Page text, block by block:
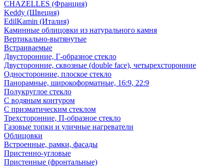
CHAZELLES (Франция)
Keddy (Швеция)
EdilKamin (Италия)
Каминные облицовки из натурального камня
Вертикально-вытянутые
Встраиваемые
Двусторонние, Г-образное стекло
Двусторонние, сквозные (double face), четырехсторонние
Односторонние, плоское стекло
Панорамные, широкоформатные, 16:9, 22:9
Полукруглое стекло
С водяным контуром
С призматическим стеклом
Трехсторонние, П-образное стекло
Газовые топки и уличные нагреватели
Облицовки
Встроенные, рамки, фасады
Пристенно-угловые
Пристенные (фронтальные)